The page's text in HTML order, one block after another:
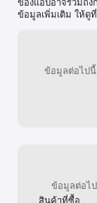
ตัดต่อวิดีโอแบบมือ
• แปลงรูปภาพให้เ
• สร้างวิดีโอสั้นที่
• รวมช่วงเวลาที่ดี
• สร้างสติกเกอร์แ
เล่าเรื่องด้วยข้อความ
ข้อมูลเพิ่มเติม ให้ดูที่
ข้อมูลต่อไปนี้
ข้อมูลต่อไ
สินค้าที่ซื้อ